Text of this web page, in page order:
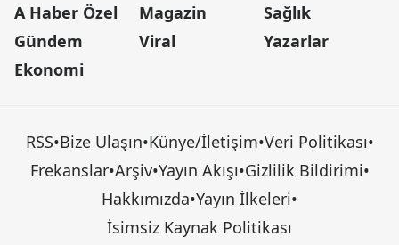
A Haber Özel
Gündem
Ekonomi
Magazin
Viral
Sağlık
Yazarlar
RSS•Bize Ulaşın•Künye/İletişim•Veri Politikası•
Frekanslar•Arşiv•Yayın Akışı•Gizlilik Bildirimi•
Hakkımızda•Yayın İlkeleri•
İsimsiz Kaynak Politikası